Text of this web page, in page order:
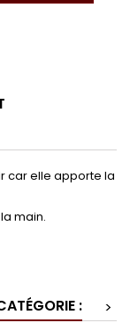
car elle apporte la
main.
:
>